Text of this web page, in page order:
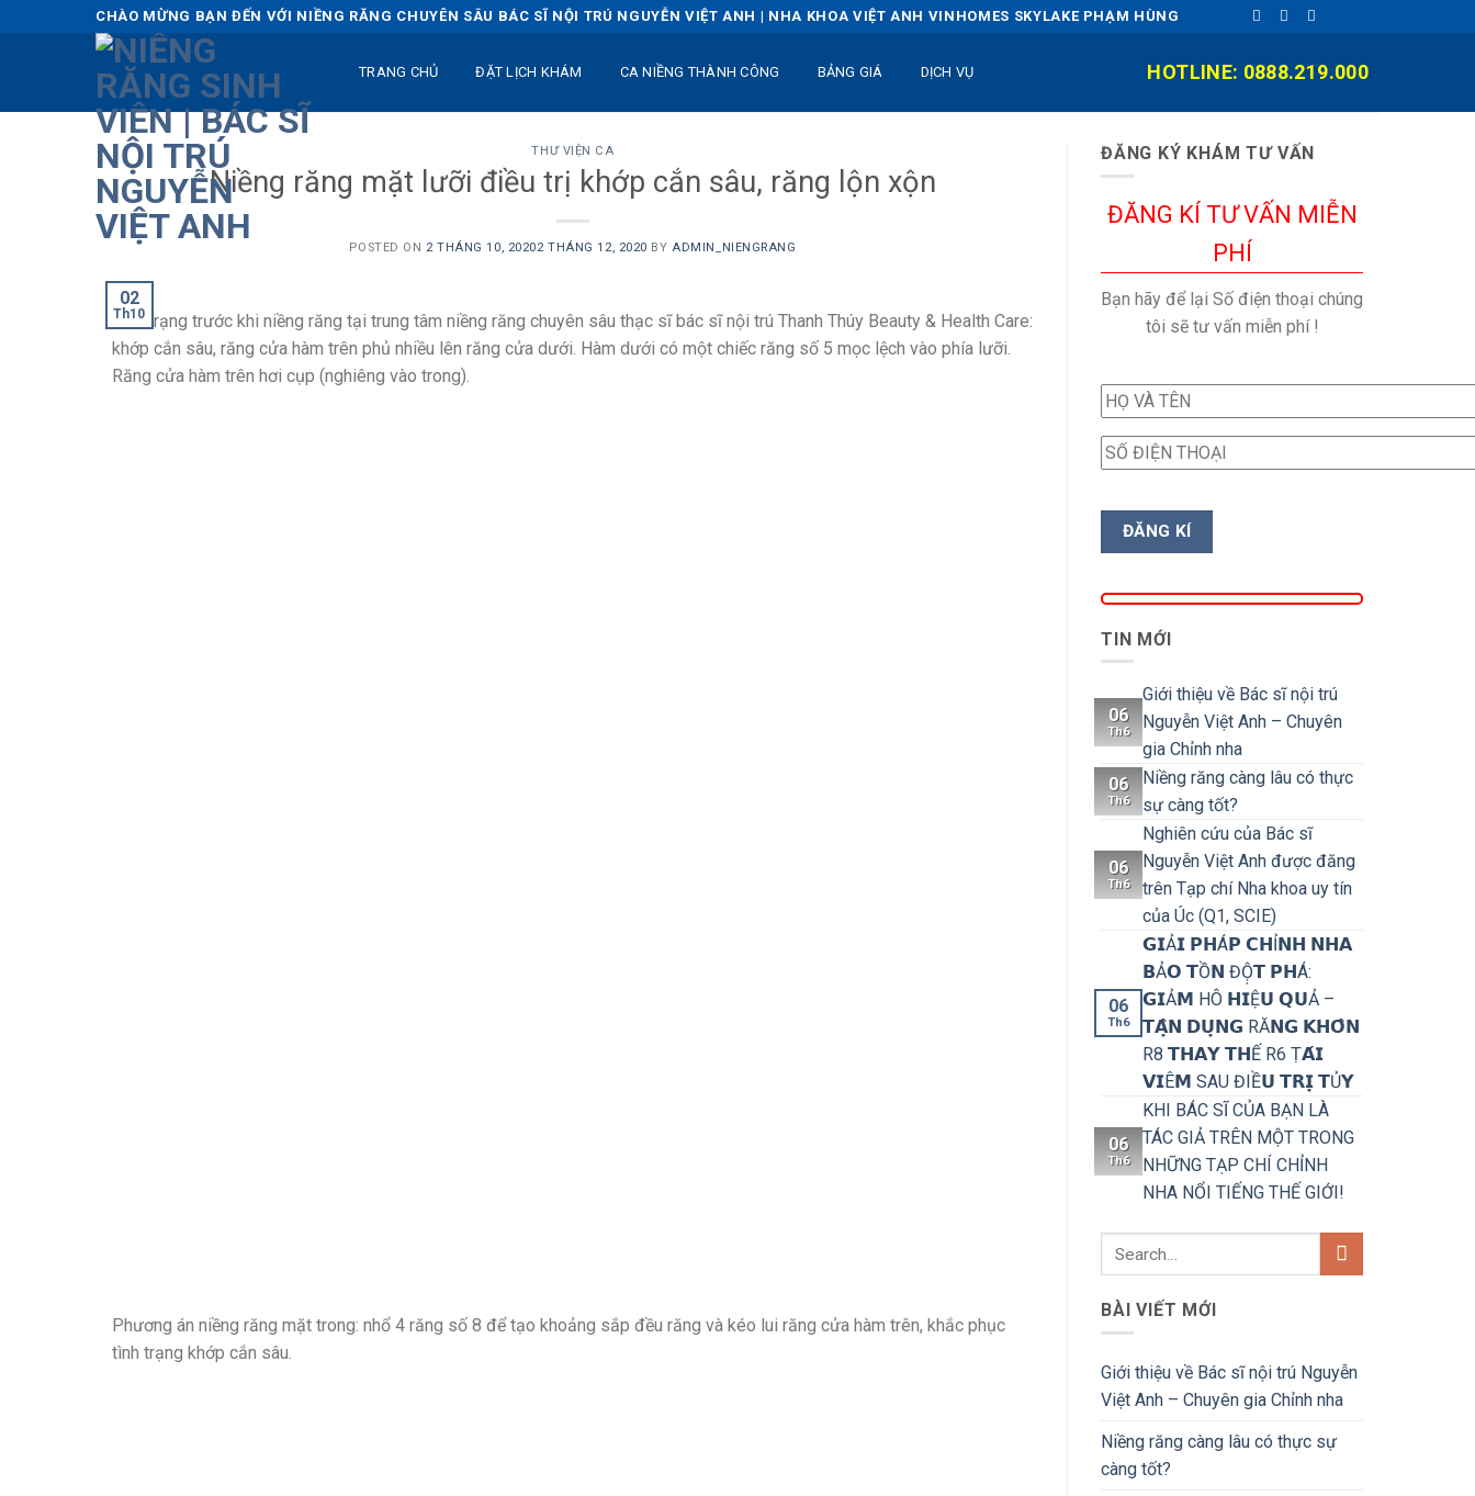
to
CHÀO MỪNG BẠN ĐẾN VỚI NIỀNG RĂNG CHUYÊN SÂU BÁC SĨ NỘI TRÚ NGUYỄN VIỆT ANH | NHA KHOA VIỆT ANH VINHOMES SKYLAKE PHẠM HÙNG
TRANG CHỦ ĐẶT LỊCH KHÁM CA NIỀNG THÀNH CÔNG BẢNG GIÁ DỊCH VỤ HOTLINE: 0888.219.000
THƯ VIỆN CA
Niềng răng mặt lưỡi điều trị khớp cắn sâu, răng lộn xộn
POSTED ON 2 THÁNG 10, 20202 THÁNG 12, 2020 BY ADMIN_NIENGRANG
02
Th10
Tình trạng trước khi niềng răng tại trung tâm niềng răng chuyên sâu thạc sĩ bác sĩ nội trú Thanh Thúy Beauty & Health Care:
khớp cắn sâu, răng cửa hàm trên phủ nhiều lên răng cửa dưới. Hàm dưới có một chiếc răng số 5 mọc lệch vào phía lưỡi.
Răng cửa hàm trên hơi cụp (nghiêng vào trong).
Phương án niềng răng mặt trong: nhổ 4 răng số 8 để tạo khoảng sắp đều răng và kéo lui răng cửa hàm trên, khắc phục
tình trạng khớp cắn sâu.
ĐĂNG KÝ KHÁM TƯ VẤN
ĐĂNG KÍ TƯ VẤN MIỄN
PHÍ
Bạn hãy để lại Số điện thoại chúng
tôi sẽ tư vấn miễn phí !
TIN MỚI
06
Th6
Giới thiệu về Bác sĩ nội trú
Nguyễn Việt Anh – Chuyên
gia Chỉnh nha
06
Th6
Niềng răng càng lâu có thực
sự càng tốt?
06
Th6
Nghiên cứu của Bác sĩ
Nguyễn Việt Anh được đăng
trên Tạp chí Nha khoa uy tín
của Úc (Q1, SCIE)
06
Th6
𝗚𝗜Ả𝗜 𝗣𝗛Á𝗣 𝗖𝗛Ỉ𝗡𝗛 𝗡𝗛𝗔
𝗕Ả𝗢 𝗧Ồ𝗡 ĐỘ̣𝗧 𝗣𝗛Á:
𝗚𝗜Ả𝗠 HÔ 𝗛𝗜Ệ𝗨 𝗤𝗨Ả –
𝗧𝗔̣̂𝗡 𝗗𝗨̣𝗡𝗚 RĂ𝗡𝗚 𝗞𝗛𝗢̂𝗡
R8 𝗧𝗛𝗔𝗬 𝗧𝗛Ế R6 Ṭ𝗔́𝗜
𝗩𝗜Ê𝗠 SAU ĐIỀ𝗨 𝗧𝗥𝗜̣ 𝗧Ủ𝗬
06
Th6
KHI BÁC SĨ CỦA BẠN LÀ
TÁC GIẢ TRÊN MỘT TRONG
NHỮNG TẠP CHÍ CHỈNH
NHA NỔI TIẾNG THẾ GIỚI!
BÀI VIẾT MỚI
Giới thiệu về Bác sĩ nội trú Nguyễn
Việt Anh – Chuyên gia Chỉnh nha
Niềng răng càng lâu có thực sự
càng tốt?